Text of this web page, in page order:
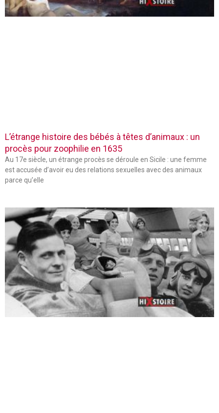
L’étrange histoire des bébés à têtes d’animaux : un
procès pour zoophilie en 1635
Au 17e siècle, un étrange procès se déroule en Sicile : une femme
est accusée d’avoir eu des relations sexuelles avec des animaux
parce qu’elle